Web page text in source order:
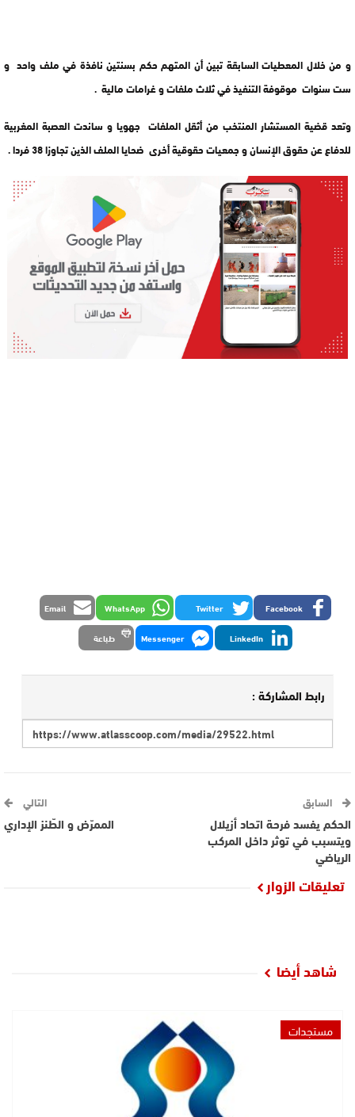
و من خلال المعطيات السابقة تبين أن المتهم حكم بسنتين نافذة في ملف واحد و
ست سنوات موقوفة التنفيذ في ثلاث ملفات و غرامات مالية .
وتعد قضية المستشار المنتخب من أثقل الملفات جهويا و ساندت العصبة المغربية
للدفاع عن حقوق الإنسان و جمعيات حقوقية أخرى ضحايا الملف الذين تجاوزا 38 فردا .
Facebook
Twitter
WhatsApp
Email
LinkedIn
Messenger طباعة
رابط المشاركة :
السابق
الحكم يفسد فرحة اتحاد أزيلال
ويتسبب في توثر داخل المركب
الرياضي
التالي
الممرّض و الطّنز الإداري
تعليقات الزوار
شاهد أيضا
مستجدات